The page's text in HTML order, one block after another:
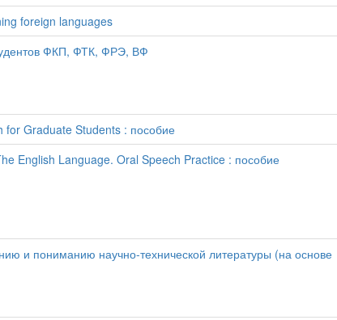
foreign languages
ФКП, ФТК, ФРЭ, ВФ
for Graduate Students : пособие
English Language. Oral Speech Practice : пособие
и пониманию научно-технической литературы (на основе